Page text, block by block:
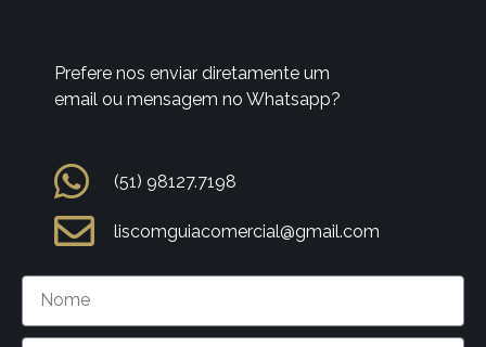
Prefere nos enviar diretamente um
email ou mensagem no Whatsapp?
(51) 98127.7198
liscomguiacomercial@gmail.com